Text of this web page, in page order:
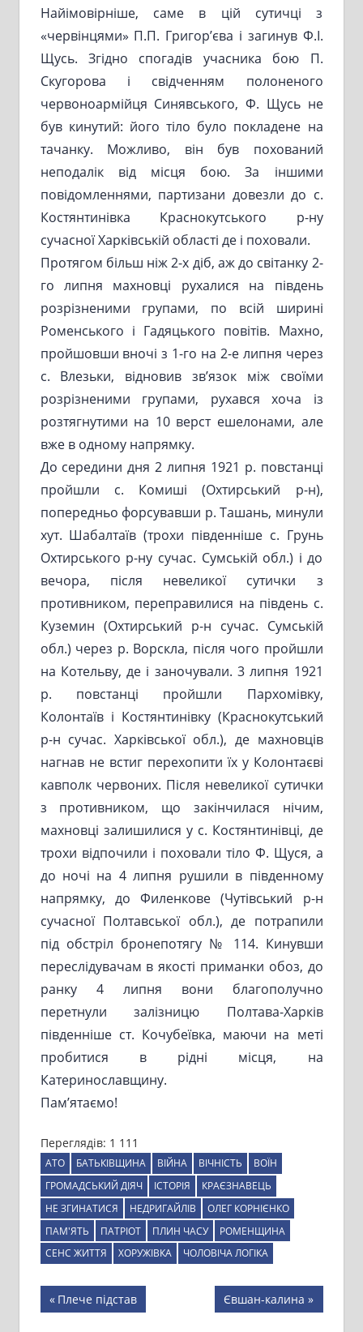
Найімовірніше, саме в цій сутичці з
«червінцями» П.П. Григор’єва і загинув Ф.І.
Щусь. Згідно спогадів учасника бою П.
Скугорова і свідченням полоненого
червоноармійця Синявського, Ф. Щусь не
був кинутий: його тіло було покладене на
тачанку. Можливо, він був похований
неподалік від місця бою. За іншими
повідомленнями, партизани довезли до с.
Костянтинівка Краснокутського р-ну
сучасної Харківській області де і поховали.
Протягом більш ніж 2-х діб, аж до світанку 2-
го липня махновці рухалися на південь
розрізненими групами, по всій ширині
Роменського і Гадяцького повітів. Махно,
пройшовши вночі з 1-го на 2-е липня через
с. Влезьки, відновив зв’язок між своїми
розрізненими групами, рухався хоча із
розтягнутими на 10 верст ешелонами, але
вже в одному напрямку.
До середини дня 2 липня 1921 р. повстанці
пройшли с. Комиші (Охтирський р-н),
попередньо форсувавши р. Ташань, минули
хут. Шабалтаїв (трохи південніше с. Грунь
Охтирського р-ну сучас. Сумській обл.) і до
вечора, після невеликої сутички з
противником, переправилися на південь с.
Куземин (Охтирський р-н сучас. Сумській
обл.) через р. Ворскла, після чого пройшли
на Котельву, де і заночували. 3 липня 1921
р. повстанці пройшли Пархомівку,
Колонтаїв і Костянтинівку (Краснокутський
р-н сучас. Харківської обл.), де махновців
нагнав не встиг перехопити їх у Колонтаєві
кавполк червоних. Після невеликої сутички
з противником, що закінчилася нічим,
махновці залишилися у с. Костянтинівці, де
трохи відпочили і поховали тіло Ф. Щуся, а
до ночі на 4 липня рушили в південному
напрямку, до Филенкове (Чутівський р-н
сучасної Полтавської обл.), де потрапили
під обстріл бронепотягу № 114. Кинувши
переслідувачам в якості приманки обоз, до
ранку 4 липня вони благополучно
перетнули залізницю Полтава-Харків
південніше ст. Кочубеївка, маючи на меті
пробитися в рідні місця, на
Катеринославщину.
Пам’ятаємо!
Переглядів: 1 111
АТО БАТЬКІВЩИНА ВІЙНА ВІЧНІСТЬ
ВОЇН
ГРОМАДСЬКИЙ ДІЯЧ
ІСТОРІЯ
КРАЄЗНАВЕЦЬ
НЕ ЗГИНАТИСЯ
НЕДРИГАЙЛІВ
ОЛЕГ КОРНІЄНКО
ПАМ'ЯТЬ
ПАТРІОТ ПЛИН ЧАСУ
РОМЕНЩИНА
СЕНС ЖИТТЯ
ХОРУЖІВКА ЧОЛОВІЧА ЛОГІКА
Навігація
Previous
Post:
Плече підстав
Next
Post:
Євшан-калина